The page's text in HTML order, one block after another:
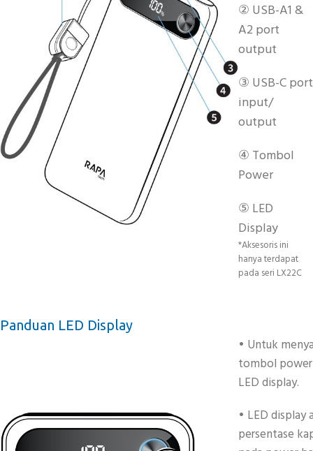
② USB-A1 &
A2 port
output
③ USB-C port
input/
output
④ Tombol
Power
⑤ LED
Display
*Aksesoris ini
hanya terdapat
pada seri LX22C
Panduan LED Display
• Untuk
tombol
LED display.
• LED display
persentase